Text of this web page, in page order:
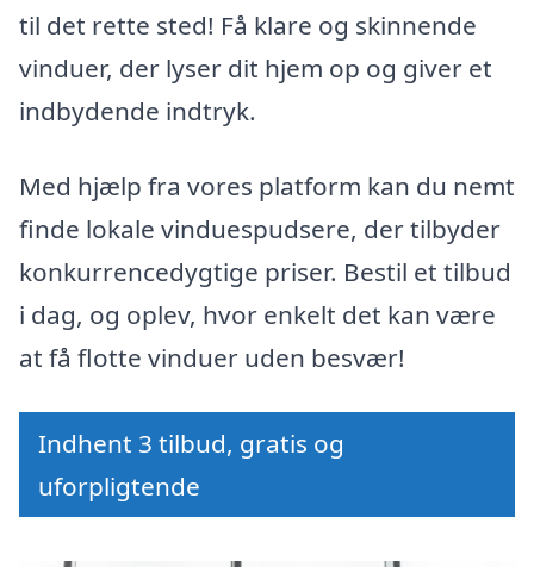
til det rette sted! Få klare og skinnende
vinduer, der lyser dit hjem op og giver et
indbydende indtryk.
Med hjælp fra vores platform kan du nemt
finde lokale vinduespudsere, der tilbyder
konkurrencedygtige priser. Bestil et tilbud
i dag, og oplev, hvor enkelt det kan være
at få flotte vinduer uden besvær!
Indhent 3 tilbud, gratis og
uforpligtende